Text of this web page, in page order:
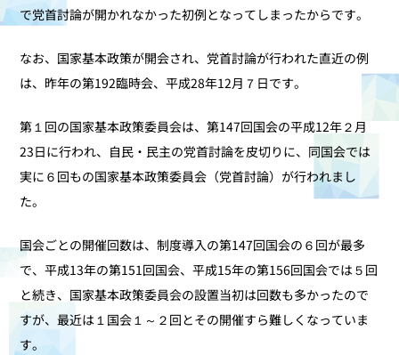
で党首討論が開かれなかった初例となってしまったからです。
なお、国家基本政策が開会され、党首討論が行われた直近の例
は、昨年の第192臨時会、平成28年12月７日です。
第１回の国家基本政策委員会は、第147回国会の平成12年２月
23日に行われ、自民・民主の党首討論を皮切りに、同国会では
実に６回もの国家基本政策委員会（党首討論）が行われまし
た。
国会ごとの開催回数は、制度導入の第147回国会の６回が最多
で、平成13年の第151回国会、平成15年の第156回国会では５回
と続き、国家基本政策委員会の設置当初は回数も多かったので
すが、最近は１国会１～２回とその開催すら難しくなっていま
す。